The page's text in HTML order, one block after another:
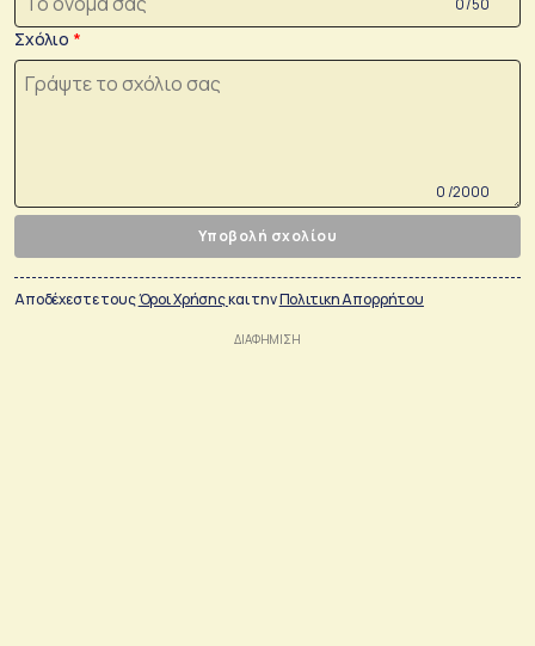
Σχόλιο
0 /2000
Υποβολή σχολίου
Αποδέχεστε τουςΌροι Χρήσηςκαι τηνΠολιτικη Απορρήτου